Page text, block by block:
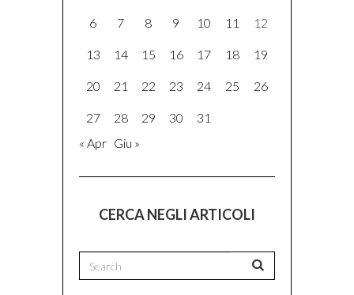
6 7 8 9 10 11 12
13 14 15 16 17 18 19
20 21 22 23 24 25 26
27 28 29 30
31
« Apr Giu »
CERCA NEGLI ARTICOLI